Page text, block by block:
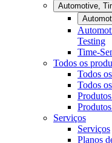
Automotive,
Testing
Time-
Todos os
Todos
Todos
Serviços
Serviços
Planos